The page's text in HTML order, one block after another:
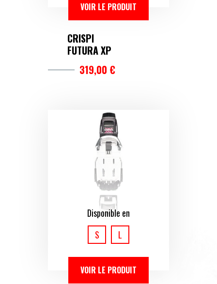
VOIR LE PRODUIT
CRISPI
FUTURA XP
319,00 €
Disponible en
S
L
VOIR LE PRODUIT